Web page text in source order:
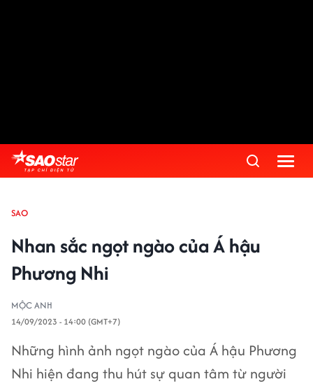
SAO
Nhan sắc ngọt ngào của Á hậu
Phương Nhi
MỘC ANH
14/09/2023 - 14:00 (GMT+7)
Những hình ảnh ngọt ngào của Á hậu Phương
Nhi hiện đang thu hút sự quan tâm từ người